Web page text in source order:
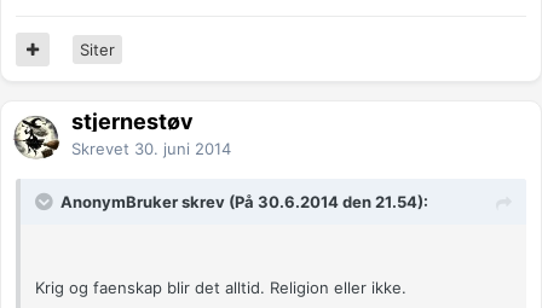
Siter
stjernestøv
Skrevet 30. juni 2014
AnonymBruker skrev (På 30.6.2014 den 21.54):
Krig og faenskap blir det alltid. Religion eller ikke.